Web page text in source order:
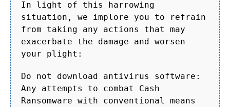
In light of this harrowing
situation, we implore you to refrain
from taking any actions that may
exacerbate the damage and worsen
your plight:
Do not download antivirus software:
Any attempts to combat Cash
Ransomware with conventional means